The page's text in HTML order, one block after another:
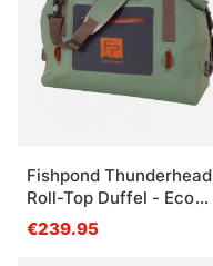
Fishpond Thunderhead
Roll-Top Duffel - Eco
Yucca
€239.95